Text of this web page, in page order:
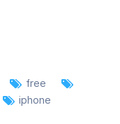
free
iphone